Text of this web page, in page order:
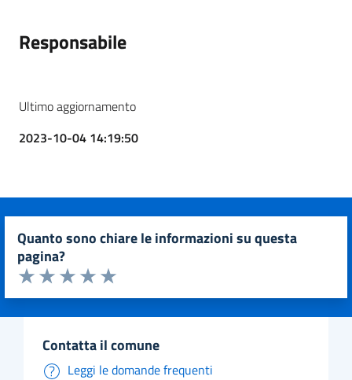
Responsabile
Ultimo aggiornamento
2023-10-04 14:19:50
quanto sono chiare le informazioni su questa
pagina?
Valuta da 1 a 5 stelle la pagina
Valuta 5 stelle su 5
Valuta 4 stelle su 5
Valuta 3 stelle su 5
Valuta 2 stelle su 5
Valuta 1 stelle su 5
contatta il comune
Leggi le domande frequenti